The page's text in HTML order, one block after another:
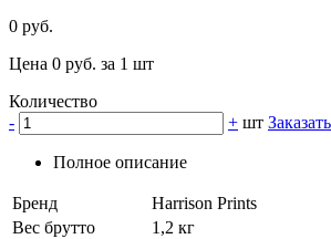
0 руб.
Цена 0 руб. за 1 шт
Количество
-
+ шт Заказать
Полное описание
Бренд
Harrison Prints
Вес брутто
1,2 кг